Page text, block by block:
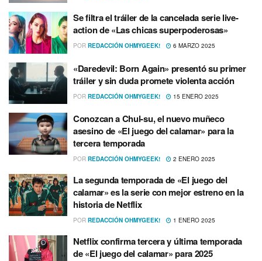
Se filtra el tráiler de la cancelada serie live-
action de «Las chicas superpoderosas»
POR REDACCIÓN OHMYGEEK! 6 MARZO 2025
«Daredevil: Born Again» presentó su primer
tráiler y sin duda promete violenta acción
POR REDACCIÓN OHMYGEEK! 15 ENERO 2025
Conozcan a Chul-su, el nuevo muñeco
asesino de «El juego del calamar» para la
tercera temporada
POR REDACCIÓN OHMYGEEK! 2 ENERO 2025
La segunda temporada de «El juego del
calamar» es la serie con mejor estreno en la
historia de Netflix
POR REDACCIÓN OHMYGEEK! 1 ENERO 2025
Netflix confirma tercera y última temporada
de «El juego del calamar» para 2025